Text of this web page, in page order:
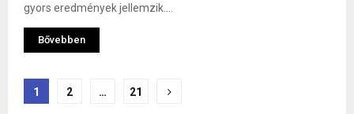
gyors eredmények jellemzik....
Bővebben
Bejegyzések
1 2 … 21